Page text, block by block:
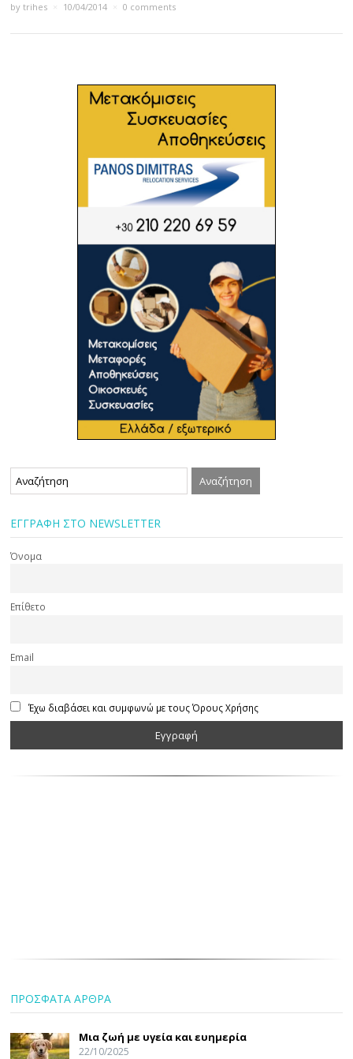
bytrihes 10/04/2014 0 comments
ΕΓΓΡΑΦΗ ΣΤΟ NEWSLETTER
Όνομα
Επίθετο
Email
Έχω διαβάσει και συμφωνώ με τους Όρους Χρήσης
ΠΡΟΣΦΑΤΑ ΑΡΘΡΑ
Μια ζωή με υγεία και ευημερία
22/10/2025